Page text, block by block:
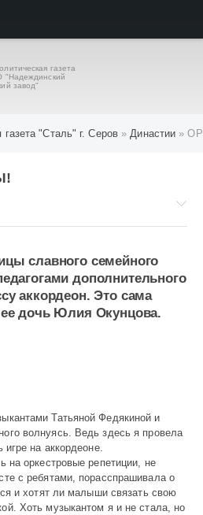
газета
"Надеждинский
завод"
"Сталь" г. Серов »Династии »
славного семейного
дополнительного
аккордеон. Это сама
дочь Юлия Окунцова.
Татьяной Федякиной и
волнуясь. Ведь здесь я провела
на аккордеоне.
на оркестровые репетиции, не
с ребятами, порасспрашивала о
и хотят ли малыши связать свою
Хоть музыкантом я и не стала, но